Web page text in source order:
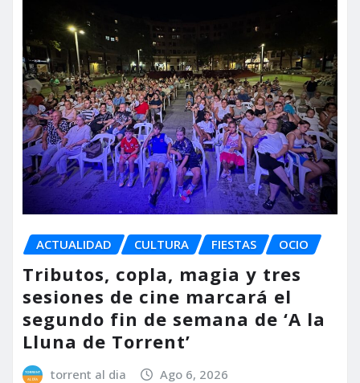
ACTUALIDAD CULTURA FIESTAS OCIO
Tributos, copla, magia y tres
sesiones de cine marcará el
segundo fin de semana de ‘A la
Lluna de Torrent’
torrent al dia Ago 6, 2026